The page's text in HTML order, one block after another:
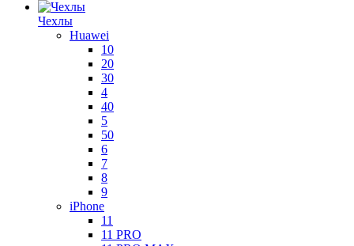
Чехлы
Huawei
10
20
30
4
40
5
50
6
7
8
9
iPhone
11
11 PRO